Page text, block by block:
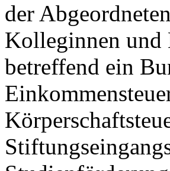
der
Kolleginnen und
betreffend ein